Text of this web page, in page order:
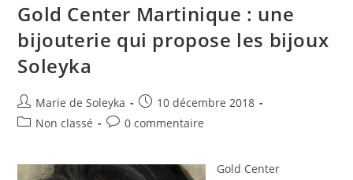
Gold Center Martinique : une
bijouterie qui propose les bijoux
Soleyka
Auteur/autrice
de
Marie de Soleyka
Publication
publiée :
10 décembre 2018
PostNon classé
Commentaires
publication :
0 commentaire
Gold Center